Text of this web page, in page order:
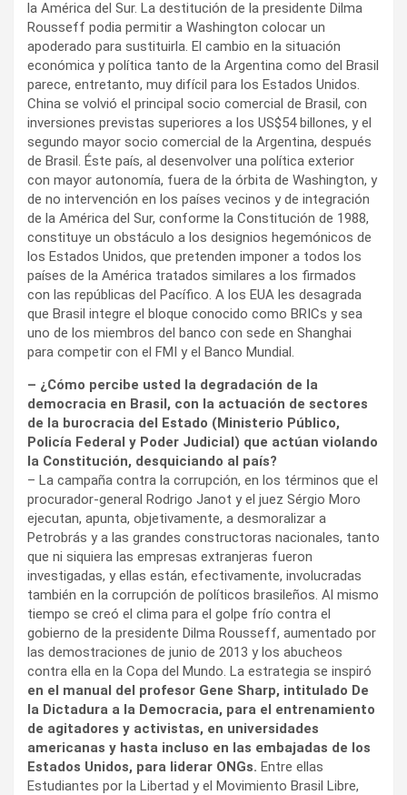
la América del Sur. La destitución de la presidente Dilma
Rousseff podia permitir a Washington colocar un
apoderado para sustituirla. El cambio en la situación
económica y política tanto de la Argentina como del Brasil
parece, entretanto, muy difícil para los Estados Unidos.
China se volvió el principal socio comercial de Brasil, con
inversiones previstas superiores a los US$54 billones, y el
segundo mayor socio comercial de la Argentina, después
de Brasil. Éste país, al desenvolver una política exterior
con mayor autonomía, fuera de la órbita de Washington, y
de no intervención en los países vecinos y de integración
de la América del Sur, conforme la Constitución de 1988,
constituye un obstáculo a los designios hegemónicos de
los Estados Unidos, que pretenden imponer a todos los
países de la América tratados similares a los firmados
con las repúblicas del Pacífico. A los EUA les desagrada
que Brasil integre el bloque conocido como BRICs y sea
uno de los miembros del banco con sede en Shanghai
para competir con el FMI y el Banco Mundial.
– ¿Cómo percibe usted la degradación de la
democracia en Brasil, con la actuación de sectores
de la burocracia del Estado (Ministerio Público,
Policía Federal y Poder Judicial) que actúan violando
la Constitución, desquiciando al país?
– La campaña contra la corrupción, en los términos que el
procurador-general Rodrigo Janot y el juez Sérgio Moro
ejecutan, apunta, objetivamente, a desmoralizar a
Petrobrás y a las grandes constructoras nacionales, tanto
que ni siquiera las empresas extranjeras fueron
investigadas, y ellas están, efectivamente, involucradas
también en la corrupción de políticos brasileños. Al mismo
tiempo se creó el clima para el golpe frío contra el
gobierno de la presidente Dilma Rousseff, aumentado por
las demostraciones de junio de 2013 y los abucheos
contra ella en la Copa del Mundo. La estrategia se inspiró
en el manual del profesor Gene Sharp, intitulado De
la Dictadura a la Democracia, para el entrenamiento
de agitadores y activistas, en universidades
americanas y hasta incluso en las embajadas de los
Estados Unidos, para liderar ONGs. Entre ellas
Estudiantes por la Libertad y el Movimiento Brasil Libre,